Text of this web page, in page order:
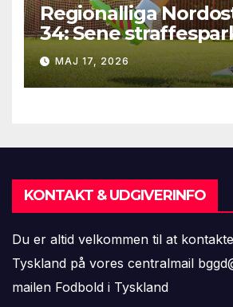
Regionalliga
34: Sene
vending i Leipzig og
firkantsopvisning
MAJ 17, 2026
KONTAKT & UDGIVERINFO
Du er altid velkommen til at
Tyskland på vores centralmail
mailen Fodbold i Tyskland